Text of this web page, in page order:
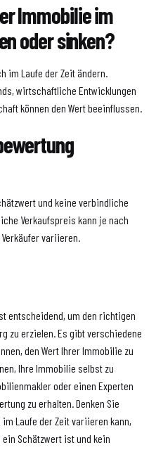
Immobilie im
oder sinken?
im Laufe der Zeit ändern.
wirtschaftliche Entwicklungen
können den Wert beeinflussen.
und keine verbindliche
Verkaufspreis kann je nach
variieren.
entscheidend, um den richtigen
zu erzielen. Es gibt verschiedene
den Wert Ihrer Immobilie zu
Ihre Immobilie selbst zu
oder einen Experten
zu erhalten. Denken Sie
Laufe der Zeit variieren kann,
Schätzwert ist und kein